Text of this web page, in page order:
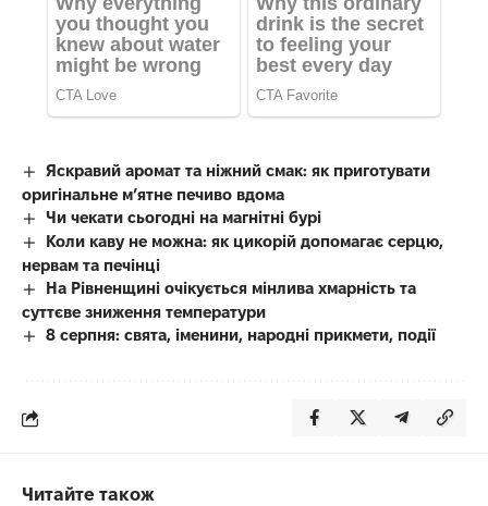
Яскравий аромат та ніжний смак: як приготувати
оригінальне м’ятне печиво вдома
Чи чекати сьогодні на магнітні бурі
Коли каву не можна: як цикорій допомагає серцю,
нервам та печінці
На Рівненщині очікується мінлива хмарність та
суттєве зниження температури
8 серпня: свята, іменини, народні прикмети, події
Читайте також